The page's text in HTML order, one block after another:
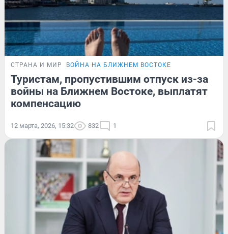
СТРАНА И МИР ВОЙНА НА БЛИЖНЕМ ВОСТОКЕ
Туристам, пропустившим отпуск из-за
войны на Ближнем Востоке, выплатят
компенсацию
12 марта, 2026, 15:32 832 1